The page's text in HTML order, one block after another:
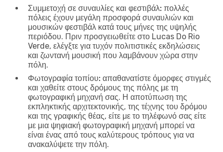
Συμμετοχή σε συναυλίες και φεστιβάλ: πολλές
πόλεις έχουν μεγάλη προσφορά συναυλιών και
μουσικών φεστιβάλ κατά τους μήνες της υψηλής
περιόδου. Πριν προσγειωθείτε στο Lucas Do Rio
Verde, ελέγξτε για τυχόν πολιτιστικές εκδηλώσεις
και ζωντανή μουσική που λαμβάνουν χώρα στην
πόλη.
Φωτογραφία τοπίου: απαθανατίστε όμορφες στιγμές
και χαθείτε στους δρόμους της πόλης με τη
φωτογραφική μηχανή σας. Η αποτύπωση της
εκπληκτικής αρχιτεκτονικής, της τέχνης του δρόμου
και της γραφικής θέας, είτε με το τηλέφωνό σας είτε
με μια ψηφιακή φωτογραφική μηχανή μπορεί να
είναι ένας από τους καλύτερους τρόπους για να
ανακαλύψετε την πόλη.